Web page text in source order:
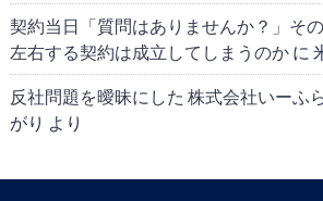
契約当日「質問はありませんか？」そ
左右する契約は成立してしまうのかに
反社問題を曖昧にした 株式会社いーふ
がり より